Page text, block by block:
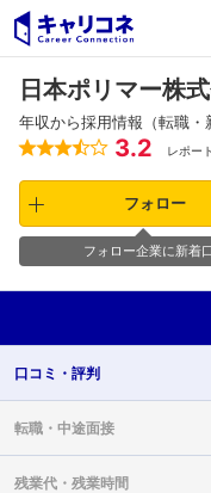
日本ポリマー株
年収から採用情報（転職・
3.2 レポー
フォロー
フォロー企業に新着
口コミ・ 評判
転職・ 中途面接
残業代・ 残業時間